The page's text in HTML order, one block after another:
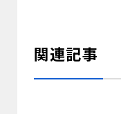
関連記事